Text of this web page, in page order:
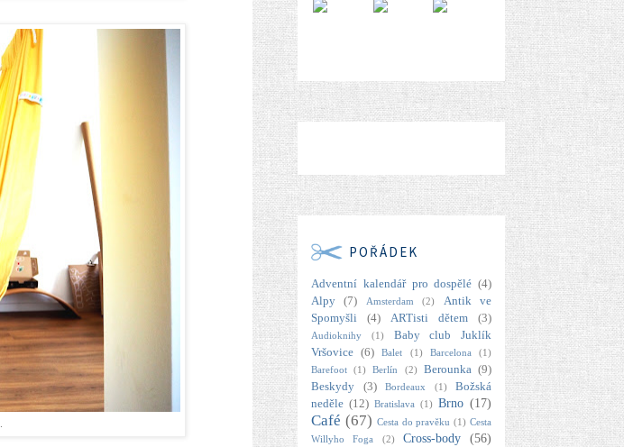
POŘÁDEK
Adventní kalendář pro dospělé (4)
Alpy
(7) Amsterdam (2)
Antik ve
Spomyšli
(4) ARTisti dětem (3)
Audioknihy (1)
Baby club Juklík
Vršovice (6) Balet (1) Barcelona
(1)
Barefoot
(1) Berlín (2) Berounka (9)
Beskydy
(3) Bordeaux (1)
Božská
neděle (12) Bratislava (1) Brno (17)
Café (67) Cesta do pravěku (1) Cesta
Willyho Foga
(2) Cross-body
(56)